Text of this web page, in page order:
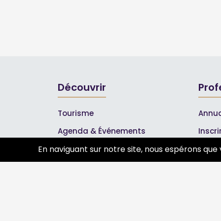
Découvrir
Tourisme
Agenda & Événements
Inscrire un événement
Les
En naviguant sur notre site, nous espérons